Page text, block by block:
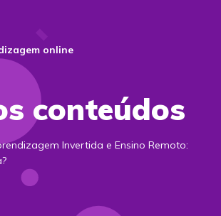
online
conteúdos
Invertida e Ensino Remoto: